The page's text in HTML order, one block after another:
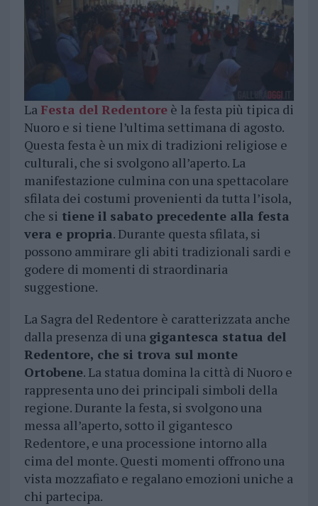
La Festa del Redentoreè la festa più tipica di
Nuoro e si tiene l’ultima settimana di agosto.
Questa festa è un mix di tradizioni religiose e
culturali, che si svolgono all’aperto. La
manifestazione culmina con una spettacolare
sfilata dei costumi provenienti da tutta l’isola,
che si tiene il sabato precedente alla festa
vera e propria. Durante questa sfilata, si
possono ammirare gli abiti tradizionali sardi e
godere di momenti di straordinaria
suggestione.
La Sagra del Redentore è caratterizzata anche
dalla presenza di una gigantesca statua del
Redentore, che si trova sul monte
Ortobene. La statua domina la città di Nuoro e
rappresenta uno dei principali simboli della
regione. Durante la festa, si svolgono una
messa all’aperto, sotto il gigantesco
Redentore, e una processione intorno alla
cima del monte. Questi momenti offrono una
vista mozzafiato e regalano emozioni uniche a
chi partecipa.